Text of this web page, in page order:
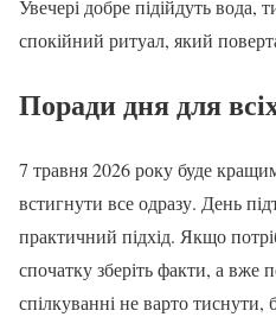
Увечері добре підійдуть вода,
спокійний ритуал, який
Поради дня для
7 травня 2026 року буде
встигнути все одразу. День
практичний підхід. Якщо
спочатку зберіть факти, а вже
спілкуванні не варто